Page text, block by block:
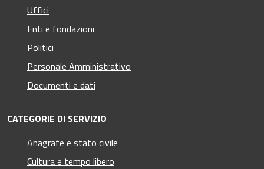
Uffici
Enti e fondazioni
Politici
Personale Amministrativo
Documenti e dati
CATEGORIE DI SERVIZIO
Anagrafe e stato civile
Cultura e tempo libero